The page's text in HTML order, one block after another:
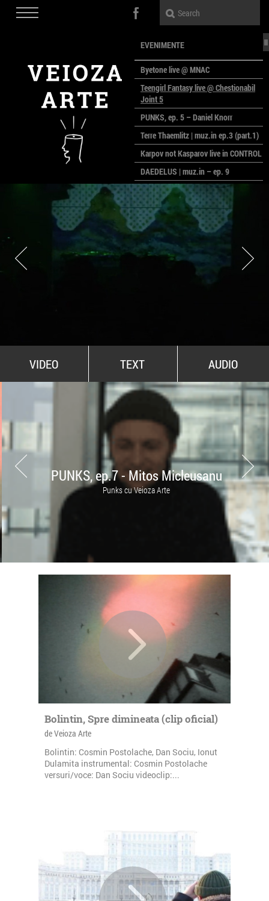
EVENIMENTE
Byetone live @ MNAC
Teengirl Fantasy live @ Chestionabil
Joint 5
PUNKS, ep. 5 – Daniel Knorr
Terre Thaemlitz | muz.in ep.3 (part.1)
Karpov not Kasparov live in CONTROL
DAEDELUS | muz.in – ep. 9
LALELE, LALELE – prima premieră a
anului la MACAZ
CinePOLSKA – filme poloneze la
București
PEOPLE OF ROMANIA se lansează la
galeria Simeza
All Stars For Outernational
VIDEO TEXT AUDIO
PUNKS, ep.7 - Mitos Micleusanu
Punks cu Veioza Arte
Bolintin, Spre dimineata (clip oficial)
de Veioza Arte
Bolintin: Cosmin Postolache, Dan Sociu, Ionut
Dulamita instrumental: Cosmin Postolache
versuri/voce: Dan Sociu videoclip:...